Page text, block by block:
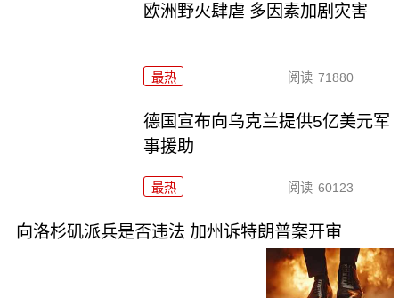
欧洲野火肆虐 多因素加剧灾害
最热 阅读 71880
德国宣布向乌克兰提供5亿美元军
事援助
最热 阅读 60123
向洛杉矶派兵是否违法 加州诉特朗普案开审